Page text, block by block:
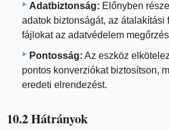
Adatbiztonság: Előnyben
adatok biztonságát, az átalakítási
fájlokat az adatvédelem
Pontosság: Az eszköz
pontos konverziókat biztosítson,
eredeti elrendezést.
10.2 Hátrányok